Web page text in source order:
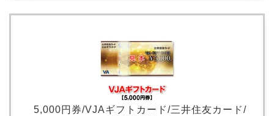
5,000円券/VJAギフトカード/三井住友カード/